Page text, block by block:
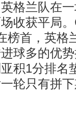
兰队在一
收获平局
榜首，英格
球多的优
积1分排名
轮只有拼